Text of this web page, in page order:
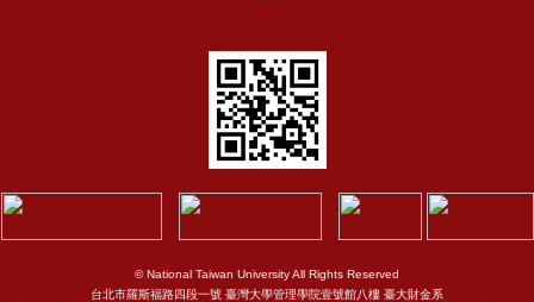
© National Taiwan University All Rights Reserved
台北市羅斯福路四段一號 臺灣大學管理學院壹號館八樓 臺大財金系